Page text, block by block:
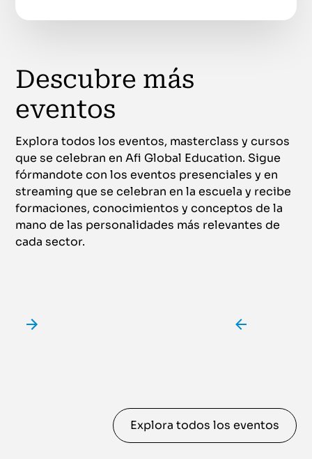
Descubre más
eventos
Explora todos los eventos, masterclass y cursos
que se celebran en Afi Global Education. Sigue
fórmandote con los eventos presenciales y en
streaming que se celebran en la escuela y recibe
formaciones, conocimientos y conceptos de la
mano de las personalidades más relevantes de
cada sector.
Explora todos los eventos